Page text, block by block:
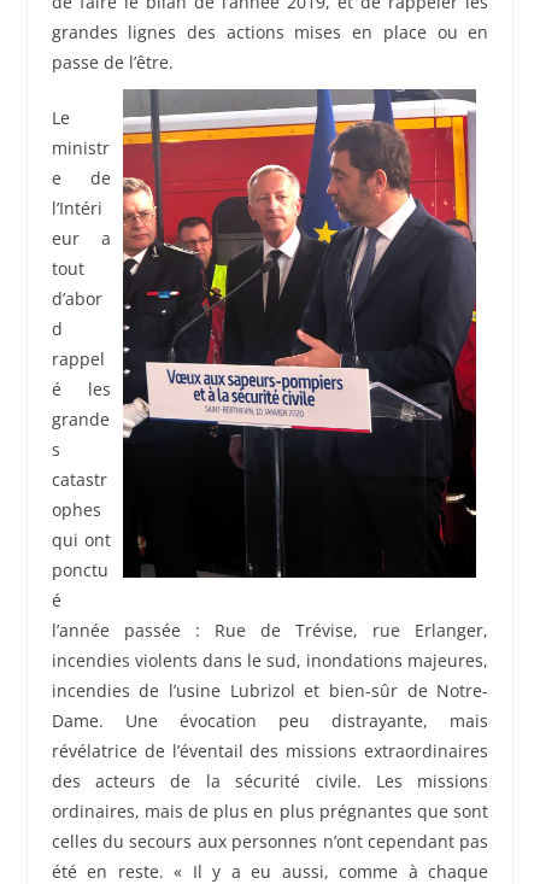
grandes lignes des actions mises en place ou en
passe de l’être.
Le
ministr
e de
l’Intéri
eur a
tout
d’abor
d
rappel
é les
grande
s
catastr
ophes
qui ont
ponctu
é
l’année passée : Rue de Trévise, rue Erlanger,
incendies violents dans le sud, inondations majeures,
incendies de l’usine Lubrizol et bien-sûr de Notre-
Dame. Une évocation peu distrayante, mais
révélatrice de l’éventail des missions extraordinaires
des acteurs de la sécurité civile. Les missions
ordinaires, mais de plus en plus prégnantes que sont
celles du secours aux personnes n’ont cependant pas
été en reste. « Il y a eu aussi, comme à chaque